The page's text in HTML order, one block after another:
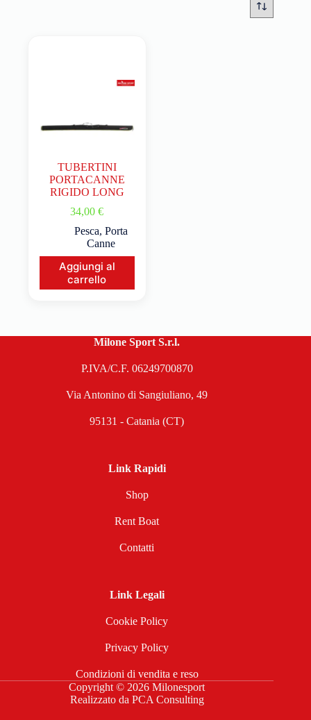
TUBERTINI
PORTACANNE
RIGIDO LONG
34,00€
Pesca, Porta
Canne
Aggiungi al
carrello
Milone Sport S.r.l.
P.IVA/C.F. 06249700870
Via Antonino di Sangiuliano, 49
95131 - Catania (CT)
Link Rapidi
Shop
Rent Boat
Contatti
Link Legali
Cookie Policy
Privacy Policy
Condizioni di vendita e reso
Copyright © 2026 Milonesport
Realizzato da PCA Consulting